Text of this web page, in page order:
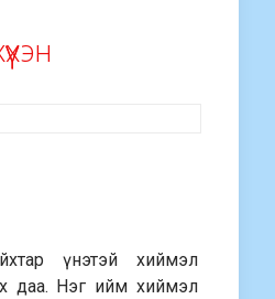
үнэтэй хиймэл
даа. Нэг ийм хиймэл